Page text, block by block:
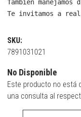
También
Te invitamos a
SKU:
7891031021
No Disponible
Este producto no está
una consulta al